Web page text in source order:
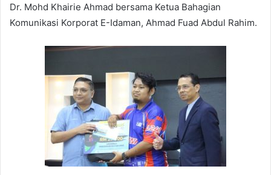
Dr. Mohd Khairie Ahmad bersama Ketua Bahagian
Komunikasi Korporat E-Idaman, Ahmad Fuad Abdul Rahim.